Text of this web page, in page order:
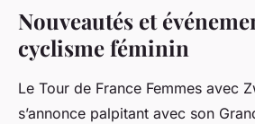
Nouveautés et
cyclisme féminin
Le Tour de France Femmes avec
s’annonce palpitant avec son